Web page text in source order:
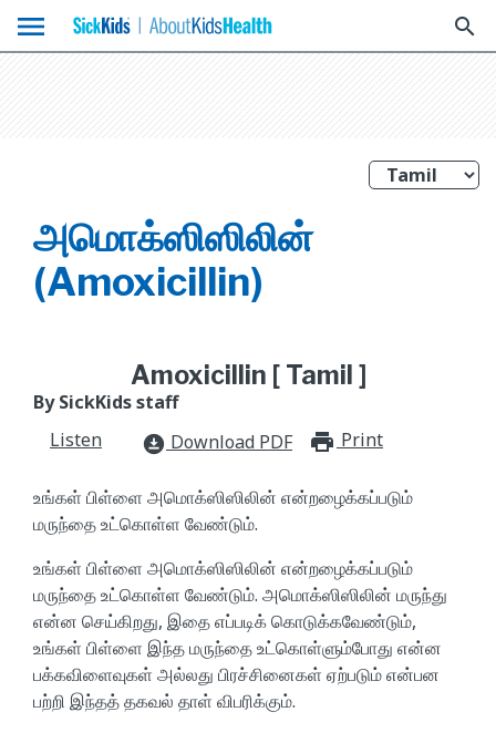
menu search
அமொக்ஸிஸிலின்
(Amoxicillin)
Amoxicillin [ Tamil ]
By SickKids staff
Listen
download_for_offline Download PDF Print
​​உங்கள் பிள்ளை அமொக்ஸிஸிலின் என்றழைக்கப்படும்
மருந்தை உட்கொள்ள வேண்டும்.
உங்கள் பிள்ளை அமொக்ஸிஸிலின் என்றழைக்கப்படும்
மருந்தை உட்கொள்ள வேண்டு​ம். அமொக்ஸிஸிலின் மருந்து
என்ன செய்கிறது, இதை எப்படிக் கொடுக்கவேண்டும்,
உங்கள் பிள்ளை இந்த மருந்தை உட்கொள்ளும்போது என்ன
பக்கவிளைவுகள் அல்லது பிரச்சினைகள் ஏற்படும் என்பன
பற்றி இந்தத் தகவல் தாள் விபரிக்கும்.